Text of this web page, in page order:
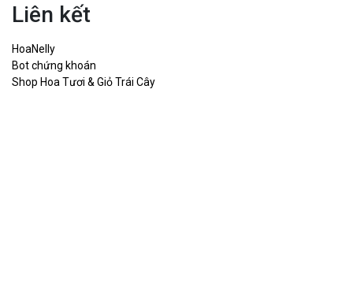
Liên kết
HoaNelly
Bot chứng khoán
Shop Hoa Tươi & Giỏ Trái Cây